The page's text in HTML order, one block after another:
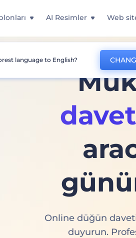
AI Resimler Web
Online düğün
duyurun.
language to English?